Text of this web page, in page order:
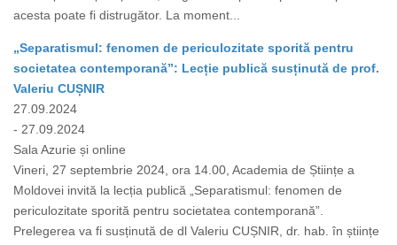
acesta poate fi distrugător. La moment...
„Separatismul: fenomen de periculozitate sporită pentru
societatea contemporană”: Lecție publică susținută de prof.
Valeriu CUȘNIR
27.09.2024
- 27.09.2024
Sala Azurie și online
Vineri, 27 septembrie 2024, ora 14.00, Academia de Științe a
Moldovei invită la lecția publică „Separatismul: fenomen de
periculozitate sporită pentru societatea contemporană”.
Prelegerea va fi susținută de dl Valeriu CUȘNIR, dr. hab. în științe